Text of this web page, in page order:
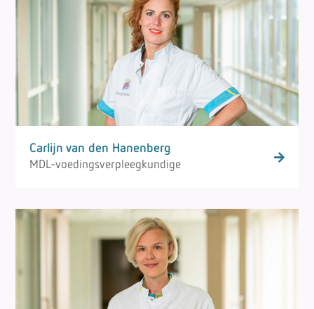
Carlijn van den Hanenberg
MDL-voedingsverpleegkundige